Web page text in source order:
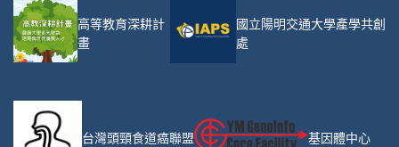
高等教育深耕計
畫
國立陽明交通大學產學共創
處
台灣頭頸食道癌聯盟 基因體中心